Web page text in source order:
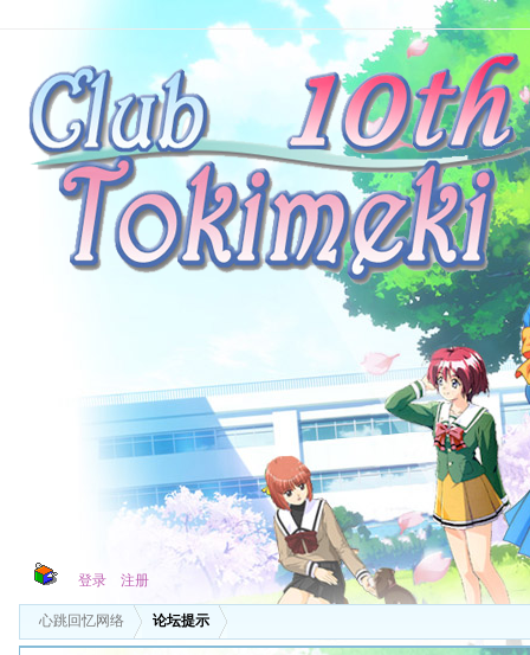
登录 注册
心跳回忆网络 论坛提示